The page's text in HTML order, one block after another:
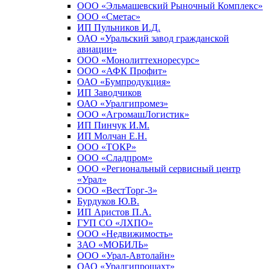
ООО «Эльмашевский Рыночный Комплекс»
ООО «Сметас»
ИП Пульников И.Д.
ОАО «Уральский завод гражданской
авиации»
ООО «Монолиттехноресурс»
ООО «АФК Профит»
ОАО «Бумпродукция»
ИП Заводчиков
ОАО «Уралгипромез»
ООО «АгромашЛогистик»
ИП Пинчук И.М.
ИП Молчан Е.Н.
ООО «ТОКР»
ООО «Сладпром»
ООО «Региональный сервисный центр
«Урал»
ООО «ВестТорг-3»
Бурдуков Ю.В.
ИП Аристов П.А.
ГУП СО «ЛХПО»
ООО «Недвижимость»
ЗАО «МОБИЛЬ»
ООО «Урал-Автолайн»
ОАО «Уралгипрошахт»